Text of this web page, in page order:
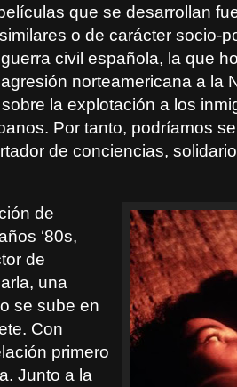
que se desarrollan
o de carácter socio-
civil española, la que
norteamericana a la
la explotación a los
Por tanto, podríamos
de conciencias,
de
‘80s,
de
una
se sube en
Con
primero
Junto a la